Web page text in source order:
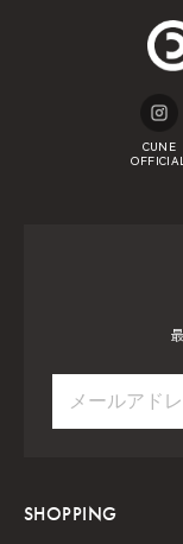
CUNE
SHOPPING